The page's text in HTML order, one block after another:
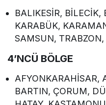
BALIKESİR, BİLECİK,
KARABÜK,
SAMSUN,
4’NCÜ BÖLGE
AFYONKARAHİSAR,
BARTIN, ÇORUM,